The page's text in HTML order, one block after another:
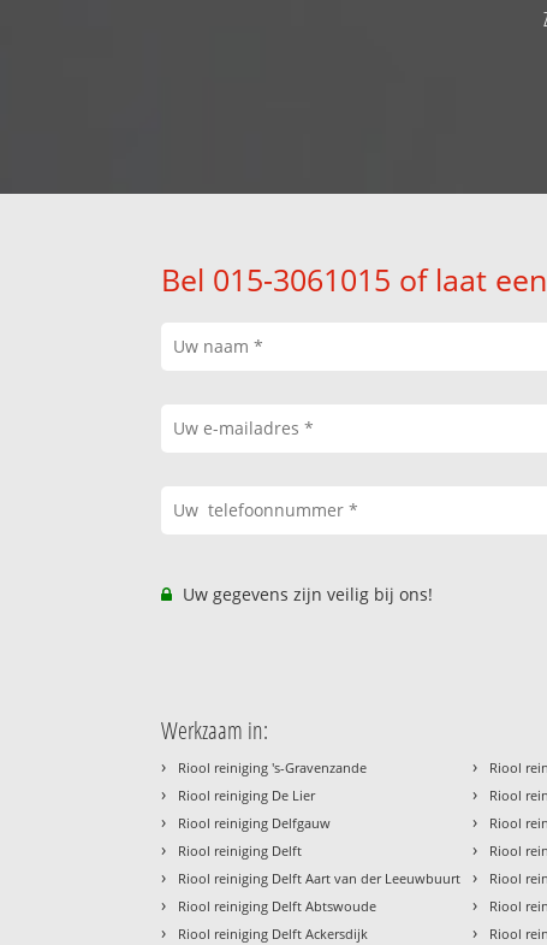
Bel 015-3061015 of laat
Uw gegevens zijn veilig bij ons!
Werkzaam in:
› Riool reiniging 's-Gravenzande
› Riool reiniging De Lier
› Riool reiniging Delfgauw
› Riool reiniging Delft
› Riool reiniging Delft Aart van der Leeuwbuurt
› Riool reiniging Delft Abtswoude
› Riool reiniging Delft Ackersdijk
› Riool
› Riool
› Riool
› Riool
› Riool
› Riool
› Riool